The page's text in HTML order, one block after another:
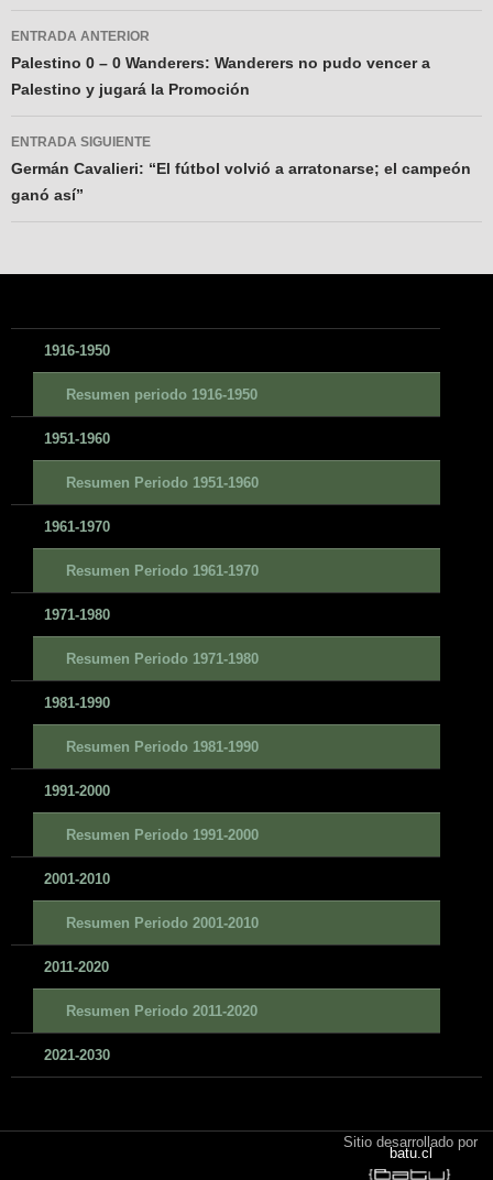
Navegador
de
entradas
ENTRADA ANTERIOR
Palestino 0 – 0 Wanderers: Wanderers no pudo vencer a
Palestino y jugará la Promoción
ENTRADA SIGUIENTE
Germán Cavalieri: “El fútbol volvió a arratonarse; el campeón
ganó así”
1916-1950
Resumen periodo 1916-1950
1951-1960
Resumen Periodo 1951-1960
1961-1970
Resumen Periodo 1961-1970
1971-1980
Resumen Periodo 1971-1980
1981-1990
Resumen Periodo 1981-1990
1991-2000
Resumen Periodo 1991-2000
2001-2010
Resumen Periodo 2001-2010
2011-2020
Resumen Periodo 2011-2020
2021-2030
Sitio desarrollado por
batu.cl